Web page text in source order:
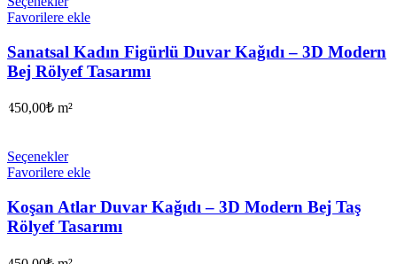
Favorilere ekle
Sanatsal Kadın Figürlü Duvar Kağıdı – 3D Modern
Bej Rölyef Tasarımı
450,00₺ m²
Seçenekler
Favorilere ekle
Koşan Atlar Duvar Kağıdı – 3D Modern Bej Taş
Rölyef Tasarımı